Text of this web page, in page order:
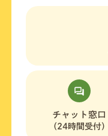
チャット窓口
（24時間受付）